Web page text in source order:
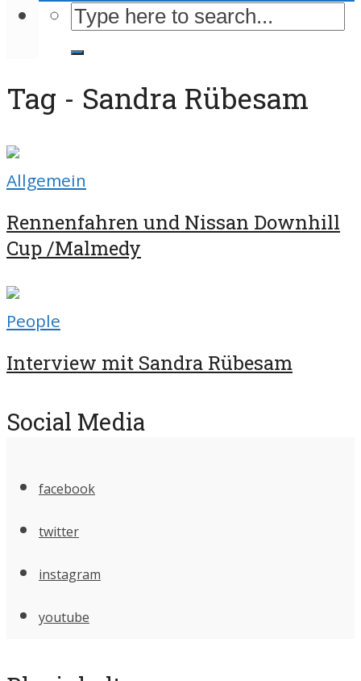
Tag - Sandra Rübesam
Allgemein
Rennenfahren und Nissan Downhill
Cup /Malmedy
People
Interview mit Sandra Rübesam
Social Media
facebook
twitter
instagram
youtube